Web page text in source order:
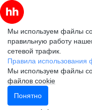
Мы используем файлы
правильную работу
сетевой трафик.
Правила использования
Мы используем файлы
файлов cookie
Понятно